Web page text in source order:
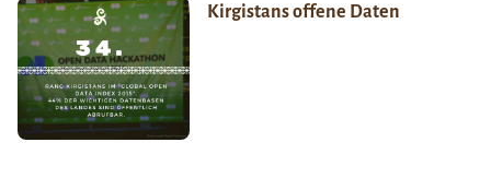
Kirgistans offene Daten